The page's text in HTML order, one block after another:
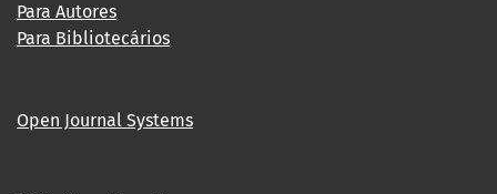
Para Autores
Para Bibliotecários
Open Journal Systems